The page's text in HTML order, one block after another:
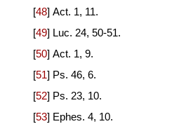
[48] Act. 1, 11.
[49] Luc. 24, 50-51.
[50] Act. 1, 9.
[51] Ps. 46, 6.
[52] Ps. 23, 10.
[53] Ephes. 4, 10.